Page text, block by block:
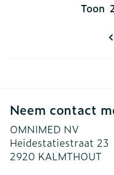
Toon
Neem contact
OMNIMED NV
Heidestatiestraat 23
2920 KALMTHOUT